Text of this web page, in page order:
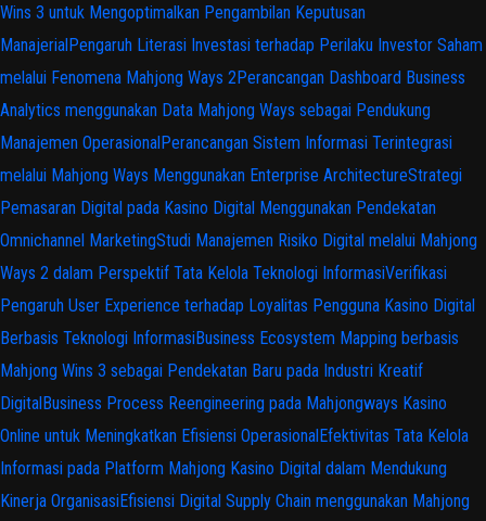
Wins 3 untuk Mengoptimalkan Pengambilan Keputusan
ManajerialPengaruh Literasi Investasi terhadap Perilaku Investor Saham
melalui Fenomena Mahjong Ways 2Perancangan Dashboard Business
Analytics menggunakan Data Mahjong Ways sebagai Pendukung
Manajemen OperasionalPerancangan Sistem Informasi Terintegrasi
melalui Mahjong Ways Menggunakan Enterprise ArchitectureStrategi
Pemasaran Digital pada Kasino Digital Menggunakan Pendekatan
Omnichannel MarketingStudi Manajemen Risiko Digital melalui Mahjong
Ways 2 dalam Perspektif Tata Kelola Teknologi InformasiVerifikasi
Pengaruh User Experience terhadap Loyalitas Pengguna Kasino Digital
Berbasis Teknologi InformasiBusiness Ecosystem Mapping berbasis
Mahjong Wins 3 sebagai Pendekatan Baru pada Industri Kreatif
DigitalBusiness Process Reengineering pada Mahjongways Kasino
Online untuk Meningkatkan Efisiensi OperasionalEfektivitas Tata Kelola
Informasi pada Platform Mahjong Kasino Digital dalam Mendukung
Kinerja OrganisasiEfisiensi Digital Supply Chain menggunakan Mahjong